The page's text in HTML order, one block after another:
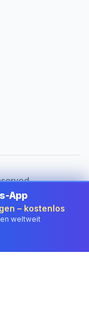
App
– kostenlos
weltweit